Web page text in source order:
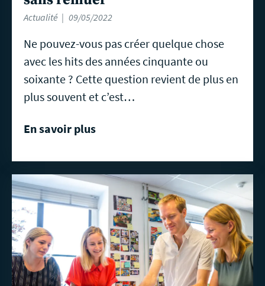
Actualité 09/05/2022
Ne pouvez-vous pas créer quelque chose
avec les hits des années cinquante ou
soixante ? Cette question revient de plus en
plus souvent et c’est…
En savoir plus
En
savoir
plus